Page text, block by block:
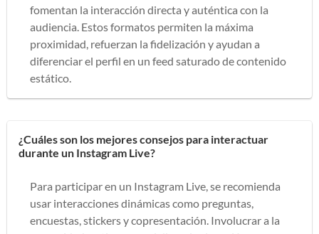
fomentan la interacción directa y auténtica con la
audiencia. Estos formatos permiten la máxima
proximidad, refuerzan la fidelización y ayudan a
diferenciar el perfil en un feed saturado de contenido
estático.
¿Cuáles son los mejores consejos para interactuar
durante un Instagram Live?
Para participar en un Instagram Live, se recomienda
usar interacciones dinámicas como preguntas,
encuestas, stickers y copresentación. Involucrar a la